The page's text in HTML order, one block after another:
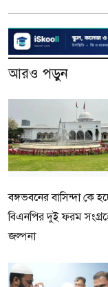
আরও পড়ুন
বঙ্গভবনের বাসিন্দা কে
বিএনপির দুই ফরম
জল্পনা